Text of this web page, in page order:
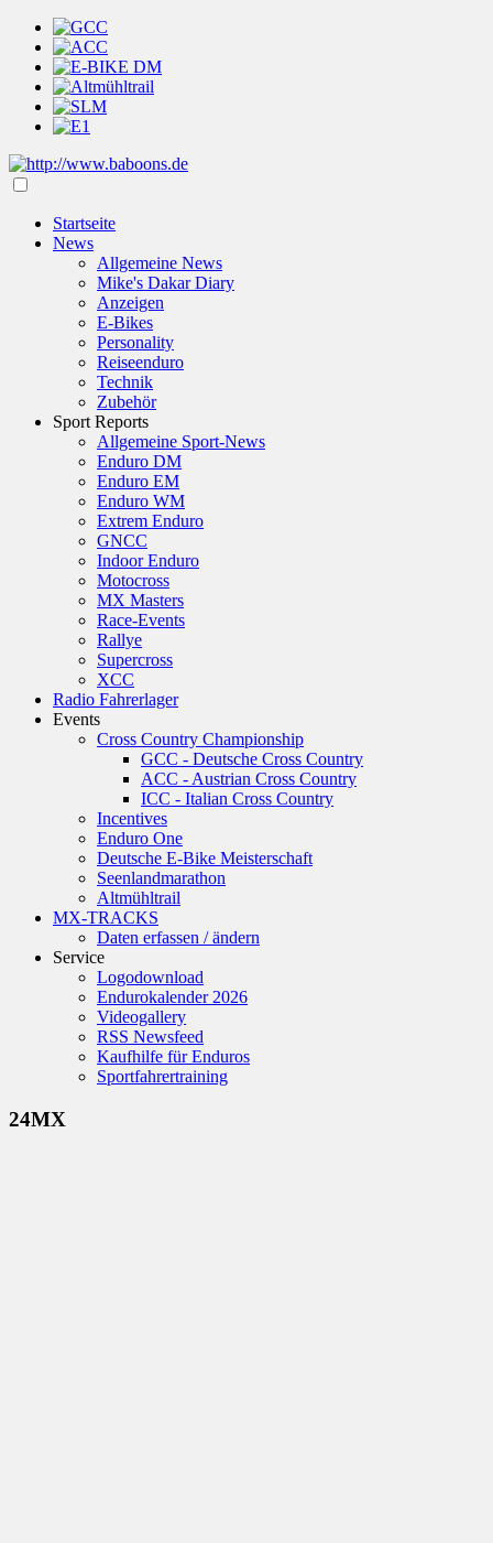
Startseite
News
Allgemeine News
Mike's Dakar Diary
Anzeigen
E-Bikes
Personality
Reiseenduro
Technik
Zubehör
Sport Reports
Allgemeine Sport-News
Enduro DM
Enduro EM
Enduro WM
Extrem Enduro
GNCC
Indoor Enduro
Motocross
MX Masters
Race-Events
Rallye
Supercross
XCC
Radio Fahrerlager
Events
Cross Country Championship
GCC - Deutsche Cross Country
ACC - Austrian Cross Country
ICC - Italian Cross Country
Incentives
Enduro One
Deutsche E-Bike Meisterschaft
Seenlandmarathon
Altmühltrail
MX-TRACKS
Daten erfassen / ändern
Service
Logodownload
Endurokalender 2026
Videogallery
RSS Newsfeed
Kaufhilfe für Enduros
Sportfahrertraining
24MX